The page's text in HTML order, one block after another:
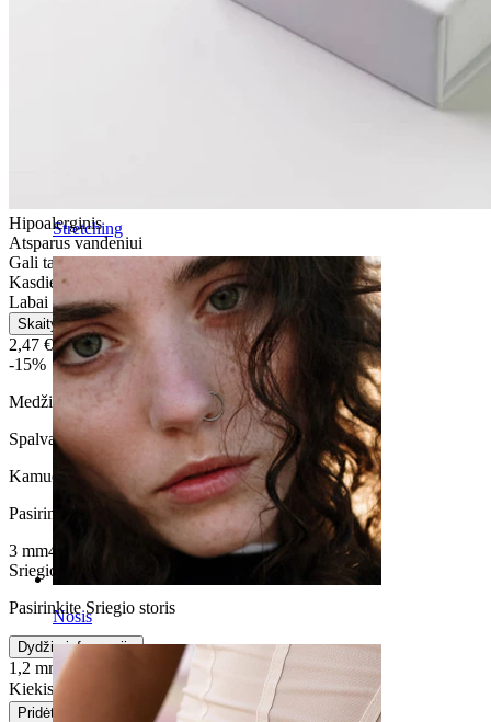
Stretching
Nosis
Hipoalerginis
Atsparus vandeniui
Gali tarnauti visą gyvenimą
Kasdienio naudojimo
Labai lengvas
Skaityti daugiau
2,47 €2,90 €
-15%
Medžiaga:
Titanas
Spalva:Sidabrinė
Kamuoliuko dydis :
Pasirinkite Kamuoliuko dydis
3 mm4 mm 2 mm
5 mm
Sriegio storis
Pasirinkite Sriegio storis
Dydžių informacija
1,2 mm1,6 mm
Kiekis 1
Pridėti į krepšelį